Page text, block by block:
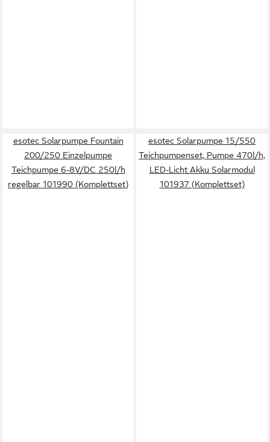
esotec Solarpumpe Fountain
200/250 Einzelpumpe
Teichpumpe 6-8V/DC 250l/h
regelbar 101990 (Komplettset)
esotec Solarpumpe 15/550
Teichpumpenset, Pumpe 470l/h,
LED-Licht Akku Solarmodul
101937 (Komplettset)